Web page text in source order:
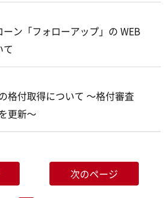
ン「フォローアップ」の WEB
て
格付取得について ～格付審査
更新～
次のページ